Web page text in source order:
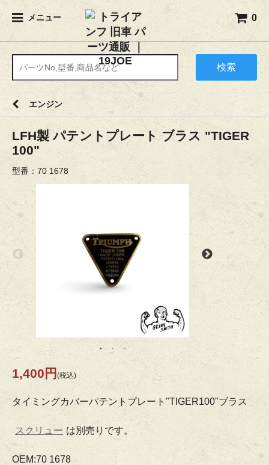
メニュー 0
検索
エンジン
LFH製 パテントプレート ブラス "TIGER
100"
型番：70 1678
1,400円 (税込)
タイミングカバーパテントプレート"TIGER100"ブラス
スクリュー は別売りです。
OEM:70 1678